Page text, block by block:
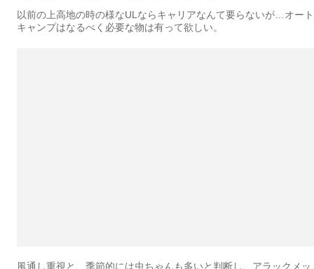
以前の上高地の時の様なULならキャリアなんて要らないが…オート
キャンプはなるべく必要な物は有って欲しい。
風通し重視と、季節的には虫ちゃんも多いと判断し、アラックメッ